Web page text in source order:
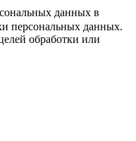
данных в
персональных данных.
обработки или